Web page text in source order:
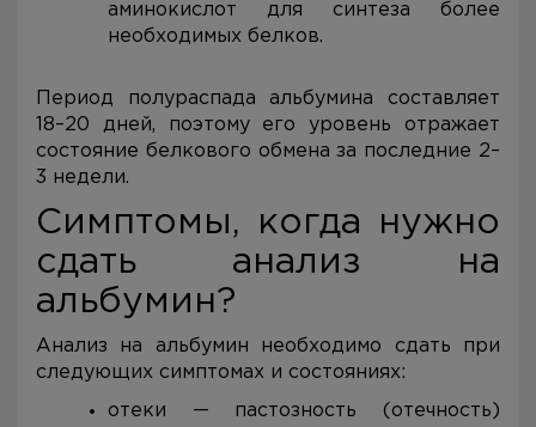
аминокислот для синтеза более
необходимых белков.
Период полураспада альбумина составляет
18–20 дней, поэтому его уровень отражает
состояние белкового обмена за последние 2–
3 недели.
Симптомы, когда нужно
сдать анализ на
альбумин?
Анализ на альбумин необходимо сдать при
следующих симптомах и состояниях:
отеки — пастозность (отечность)